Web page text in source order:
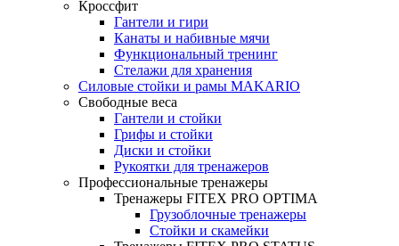
Кроссфит
Гантели и гири
Канаты и набивные мячи
Функциональный тренинг
Стелажи для хранения
Силовые стойки и рамы MAKARIO
Свободные веса
Гантели и стойки
Грифы и стойки
Диски и стойки
Рукоятки для тренажеров
Профессиональные тренажеры
Тренажеры FITEX PRO OPTIMA
Грузоблочные тренажеры
Стойки и скамейки